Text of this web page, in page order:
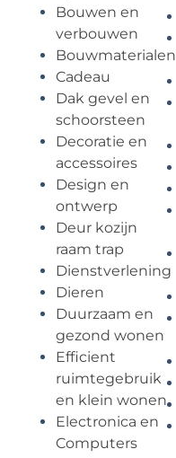
Bouwen en
verbouwen
Bouwmaterialen
Cadeau
Dak gevel en
schoorsteen
Decoratie en
accessoires
Design en
ontwerp
Deur kozijn
raam trap
Dienstverlening
Dieren
Duurzaam en
gezond wonen
Efficient
ruimtegebruik
en klein wonen
Electronica en
Computers